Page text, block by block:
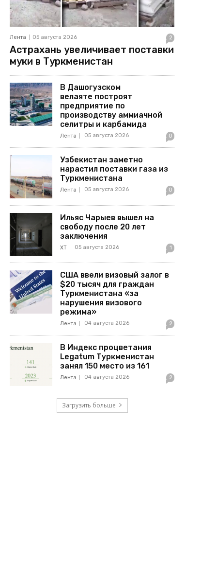
Лента 05 августа 2026 2
Астрахань увеличивает поставки
муки в Туркменистан
В Дашогузском
велаяте построят
предприятие по
производству аммиачной
селитры и карбамида
Лента 05 августа 2026 0
Узбекистан заметно
нарастил поставки газа из
Туркменистана
Лента 05 августа 2026 0
Ильяс Чарыев вышел на
свободу после 20 лет
заключения
ХТ 05 августа 2026 1
США ввели визовый залог в
$20 тысяч для граждан
Туркменистана «за
нарушения визового
режима»
Лента 04 августа 2026 2
В Индекс процветания
Legatum Туркменистан
занял 150 место из 161
Лента 04 августа 2026 2
Загрузить больше